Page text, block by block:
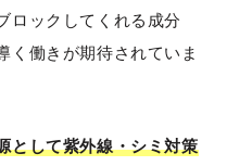
ロックしてくれる成分
く働きが期待されていま
として紫外線・シミ対策